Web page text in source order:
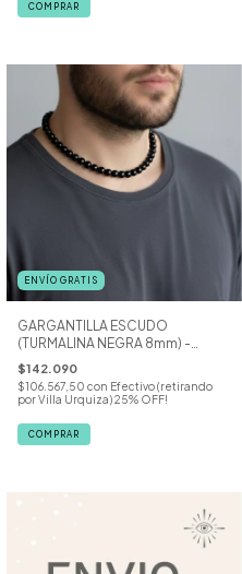
COMPRAR
ENVÍO GRATIS
GARGANTILLA ESCUDO
(TURMALINA NEGRA 8mm) -
HOMBRE
$142.090
$106.567,50 con Efectivo (retirando
por Villa Urquiza) 25% OFF!